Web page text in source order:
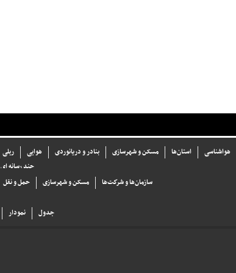
ریلی هوایی بنادر و دریانوردی مسکن و شهرسازی استان‌ها
هواشناسی
چند رسانه ای
حمل و نقل مسکن و شهرسازی سازما‌ن‌ها و شركت‌ها
نمودار جدول